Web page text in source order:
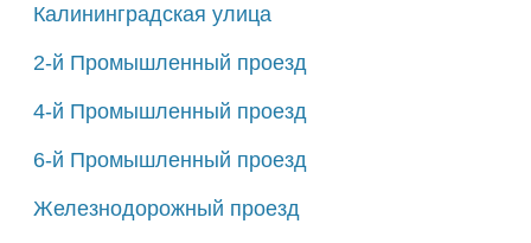
Калининградская улица
2-й Промышленный проезд
4-й Промышленный проезд
6-й Промышленный проезд
Железнодорожный проезд